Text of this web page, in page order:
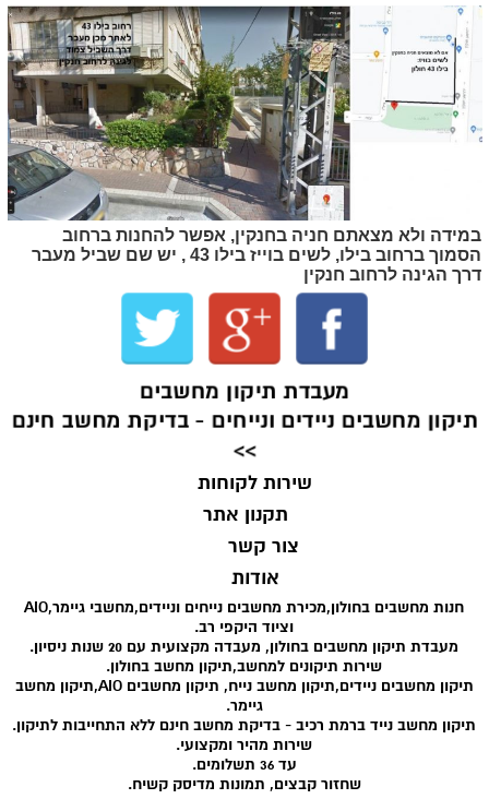
צור קשר
אודות
תקנון אתר
שירות לקוחות
חנות מחשבים בחולון,מכירת מחשבים נייחים וניידים,מחשבי גיימר,AIO
וציוד היקפי רב.
מעבדת תיקון מחשבים בחולון, מעבדה מקצועית עם 20 שנות ניסיון.
שירות תיקונים למחשב,תיקון מחשב בחולון.
תיקון מחשבים ניידים,תיקון מחשב נייח, תיקון מחשבים AIO,תיקון מחשב
גיימר.
תיקון מחשב נייד ברמת רכיב - בדיקת מחשב חינם ללא התחייבות לתיקון.
שירות מהיר ומקצועי.
עד 36 תשלומים.
שחזור קבצים, תמונות מדיסק קשיח.
מעבדת תיקון מחשבים
תיקון מחשבים ניידים ונייחים - בדיקת מחשב חינם
>>
במידה ולא מצאתם חניה בחנקין, אפשר להחנות ברחוב
הסמוך ברחוב בילו, לשים בוייז בילו 43 , יש שם שביל מעבר
דרך הגינה לרחוב חנקין